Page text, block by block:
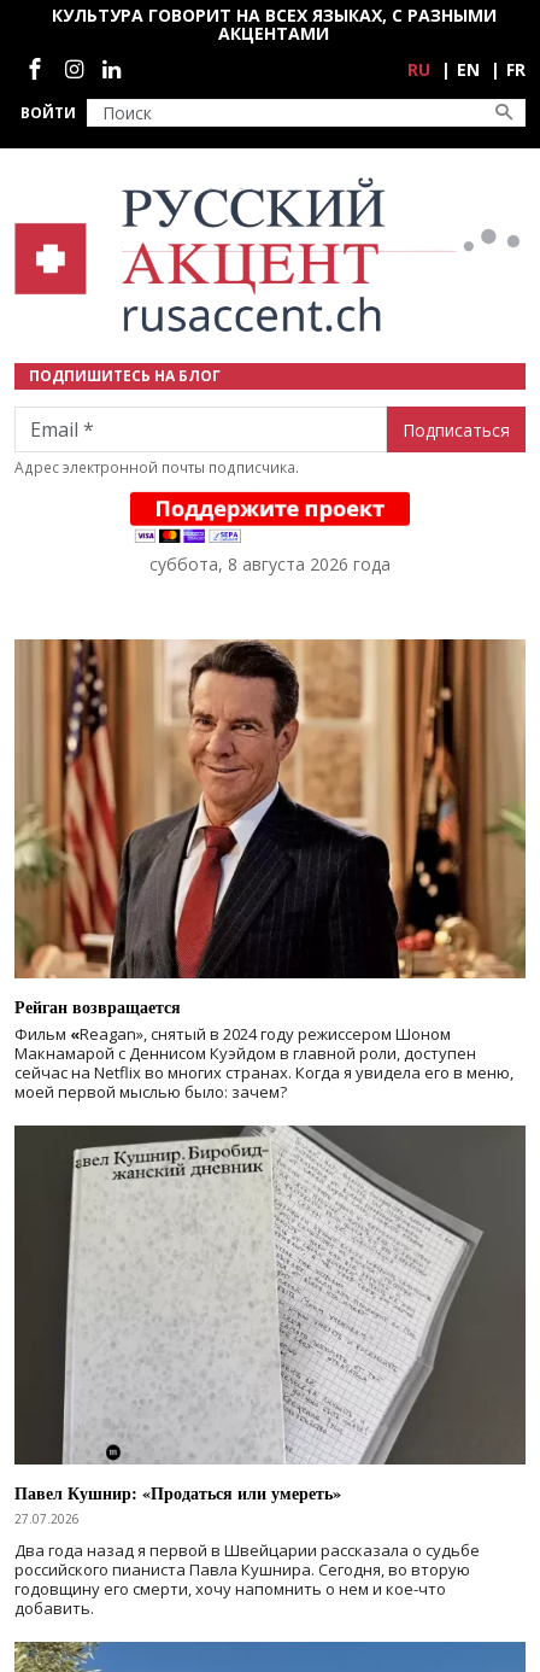
Перейти к основному содержанию
ВОЙТИ
КУЛЬТУРА ГОВОРИТ НА ВСЕХ ЯЗЫКАХ, С РАЗНЫМИ
АКЦЕНТАМИ
Социальные сети
RU EN FR
ПОДПИШИТЕСЬ НА БЛОГ
Email
Адрес электронной почты подписчика.
суббота, 8 августа 2026 года
Рейган возвращается
Фильм «Reagan», снятый в 2024 годурежиссером Шоном
Макнамарой с Деннисом Куэйдом в главной роли, доступен
сейчас на Netflix во многих странах. Когда я увидела его в меню,
моей первой мыслью было: зачем?
Павел Кушнир: «Продаться или умереть»
27.07.2026
Два года назад я первой в Швейцарии рассказала о судьбе
российского пианиста Павла Кушнира. Сегодня, во вторую
годовщину его смерти, хочу напомнить о нем и кое-что
добавить.